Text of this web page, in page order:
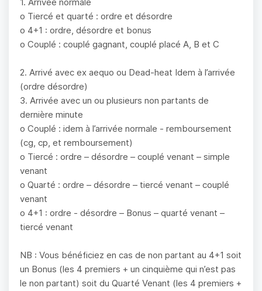
1. Arrivée normale
o Tiercé et quarté : ordre et désordre
o 4+1 : ordre, désordre et bonus
o Couplé : couplé gagnant, couplé placé A, B et C
2. Arrivé avec ex aequo ou Dead-heat Idem à l’arrivée
(ordre désordre)
3. Arrivée avec un ou plusieurs non partants de
dernière minute
o Couplé : idem à l’arrivée normale - remboursement
(cg, cp, et remboursement)
o Tiercé : ordre – désordre – couplé venant – simple
venant
o Quarté : ordre – désordre – tiercé venant – couplé
venant
o 4+1 : ordre - désordre – Bonus – quarté venant –
tiercé venant
NB : Vous bénéficiez en cas de non partant au 4+1 soit
un Bonus (les 4 premiers + un cinquième qui n’est pas
le non partant) soit du Quarté Venant (les 4 premiers +